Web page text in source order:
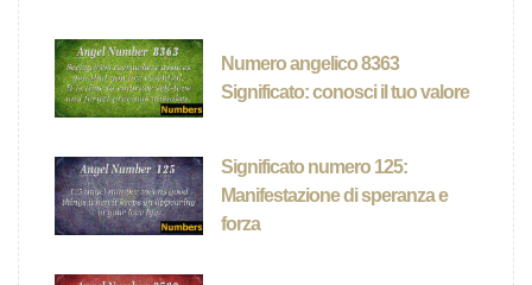
Numero angelico 8363
Significato: conosci il tuo valore
Significato numero 125:
Manifestazione di speranza e
forza